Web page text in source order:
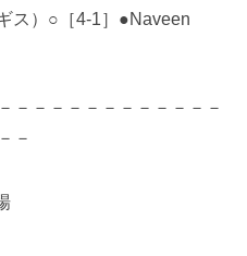
ス）○［4-1］●Naveen
－－－－－－－－－－－－
－